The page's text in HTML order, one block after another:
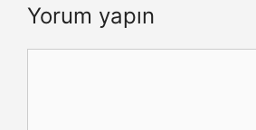
Yorum yapın